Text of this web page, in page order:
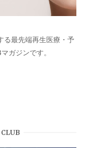
る最先端再生医療・予
ガジンです。